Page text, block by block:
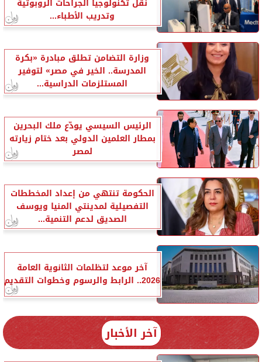
نقل تكنولوجيا الجراحات الروبوتية
وتدريب الأطباء...
وزارة التضامن تطلق مبادرة «بكرة
المدرسة.. الخير في مصر» لتوفير
المستلزمات الدراسية...
الرئيس السيسي يودّع ملك البحرين
بمطار العلمين الدولي بعد ختام زيارته
لمصر
الحكومة تنتهي من إعداد المخططات
التفصيلية لمدينتي المنيا ويوسف
الصديق لدعم التنمية...
آخر موعد لتظلمات الثانوية العامة
2026.. الرابط والرسوم وخطوات التقديم
آخر الأخبار